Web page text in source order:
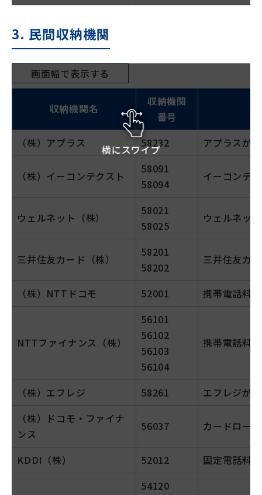
3. 民間収納機関
画面幅で表示する
収納機関名
収納機関
番号
（株）アプラス
58232 アプラスが
（株）イーコンテクスト
58091
58094
イーコンテ
ウェルネット（株）
58021
58025
ウェルネッ
三井住友カード（株）
58201
58202
三井住友カ
（株）NTTドコモ 52001 携帯電話料
NTTファイナンス（株）
56101
56102
56103
56104
携帯電話料
（株）エフレジ 58261
エフレジが
（株）ドコモ・ファイナ
ンス
56037 カードロー
KDDI（株） 52012
固定電話料金
54120
横にスワイプ